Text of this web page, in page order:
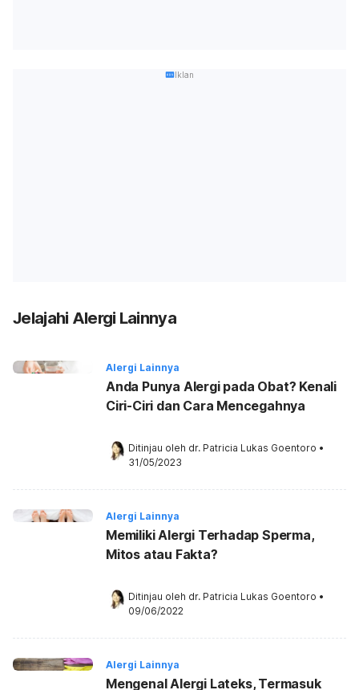
Iklan
Jelajahi Alergi Lainnya
Alergi Lainnya
Anda Punya Alergi pada Obat? Kenali
Ciri-Ciri dan Cara Mencegahnya
Ditinjau oleh dr. Patricia Lukas Goentoro •
31/05/2023
Alergi Lainnya
Memiliki Alergi Terhadap Sperma,
Mitos atau Fakta?
Ditinjau oleh dr. Patricia Lukas Goentoro •
09/06/2022
Alergi Lainnya
Mengenal Alergi Lateks, Termasuk